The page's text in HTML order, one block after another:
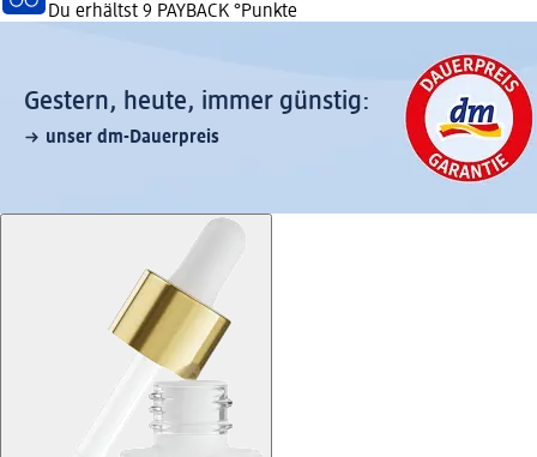
Du erhältst 9 PAYBACK °Punkte
Gestern, heute, immer günstig:
unser dm-Dauerpreis